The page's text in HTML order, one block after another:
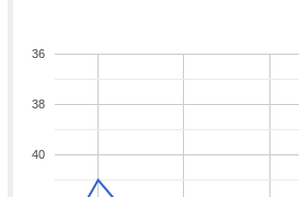
36
38
40